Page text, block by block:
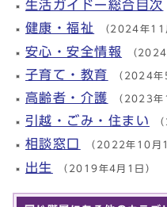
生活ガイドー総合目次
健康・福祉 （2024年11
安心・安全情報 （
子育て・教育 （2024年
高齢者・介護 （2023年
引越・ごみ・住まい
相談窓口 （2022年10月1
出生 （2019年4月1日）